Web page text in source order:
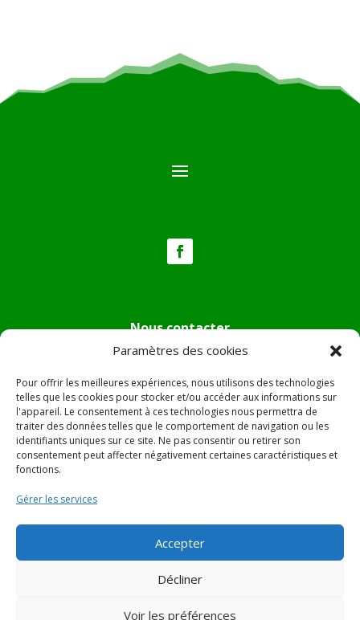
Paramètres des cookies
Pour offrir les meilleures expériences, nous utilisons des technologies
telles que les cookies pour stocker et/ou accéder aux informations sur
l'appareil. Le consentement à ces technologies nous permettra de
traiter des données telles que le comportement de navigation ou les
identifiants uniques sur ce site. Ne pas consentir ou retirer son
consentement peut affecter négativement certaines caractéristiques et
fonctions.
Gérer les services
Accepter
Décliner
Voir les préférences
Nous contacter
Tél :04.95.36.24.02
Mail:
mairie.pietradiverde@wanadoo.fr
Adresse :Hôtel de ville de Pietra di Verde
Le village
20230 Pietra di Verde
© 2022 Mairie de Pietra Di Verde – Réalisation